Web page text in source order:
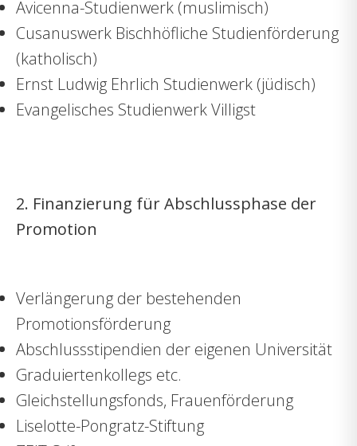
Avicenna-Studienwerk (muslimisch)
Cusanuswerk Bischhöfliche Studienförderung
(katholisch)
Ernst Ludwig Ehrlich Studienwerk (jüdisch)
Evangelisches Studienwerk Villigst
2. Finanzierung für Abschlussphase der
Promotion
Verlängerung der bestehenden
Promotionsförderung
Abschlussstipendien der eigenen Universität
Graduiertenkollegs etc.
Gleichstellungsfonds, Frauenförderung
Liselotte-Pongratz-Stiftung